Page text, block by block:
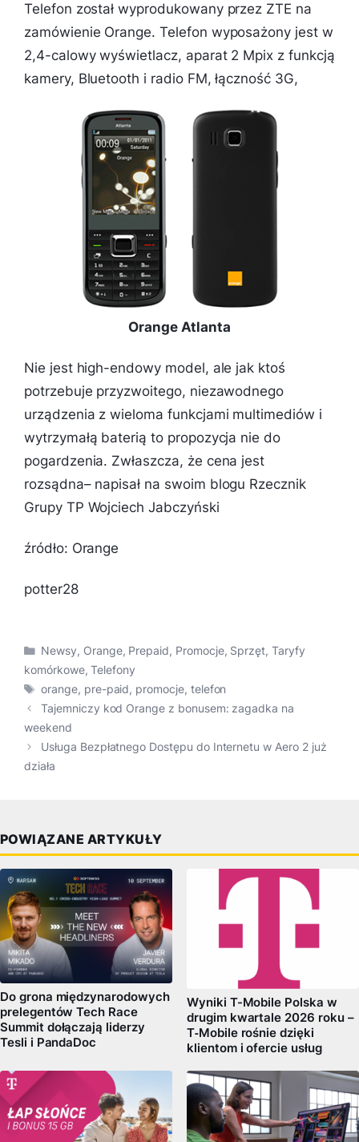
Telefon został wyprodukowany przez ZTE na
zamówienie Orange. Telefon wyposażony jest w
2,4-calowy wyświetlacz, aparat 2 Mpix z funkcją
kamery, Bluetooth i radio FM, łączność 3G,
Orange Atlanta
Nie jest high-endowy model, ale jak ktoś
potrzebuje przyzwoitego, niezawodnego
urządzenia z wieloma funkcjami multimediów i
wytrzymałą baterią to propozycja nie do
pogardzenia. Zwłaszcza, że cena jest
rozsądna– napisał na swoim blogu Rzecznik
Grupy TP Wojciech Jabczyński
źródło: Orange
potter28
Kategorie
Newsy, Orange, Prepaid, Promocje, Sprzęt,Taryfy
komórkowe,Telefony
Tagi
orange, pre-paid, promocje, telefon
Tajemniczy kod Orange z bonusem: zagadka na
weekend
Usługa Bezpłatnego Dostępu do Internetu w Aero 2 już
działa
POWIĄZANE ARTYKUŁY
Do grona międzynarodowych
prelegentów Tech Race
Summit dołączają liderzy
Tesli i PandaDoc
Wyniki T-Mobile Polska w
drugim kwartale 2026 roku –
T‑Mobile rośnie dzięki
klientom i ofercie usług